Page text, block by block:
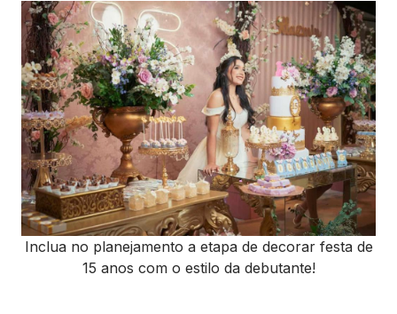
Inclua no planejamento a etapa de decorar festa de
15 anos com o estilo da debutante!